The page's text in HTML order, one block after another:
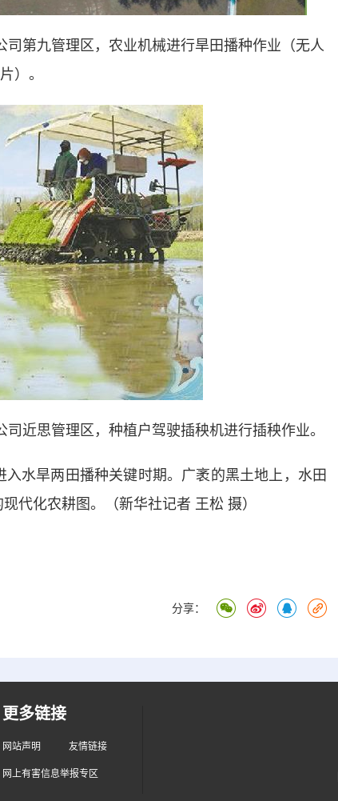
第九管理区，农业机械进行旱田播种作业（无人
）。
近思管理区，种植户驾驶插秧机进行插秧作业。
水旱两田播种关键时期。广袤的黑土地上，水田
代化农耕图。（新华社记者 王松 摄）
分享：
更多链接
网站声明 友情链接
网上有害信息举报专区